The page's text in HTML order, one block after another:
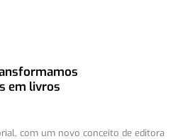
em livros
com um novo conceito de editora